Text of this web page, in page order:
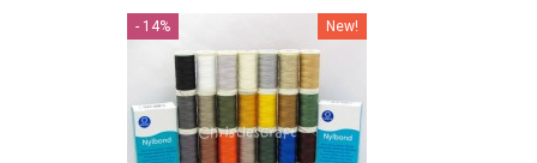
- 14% New!